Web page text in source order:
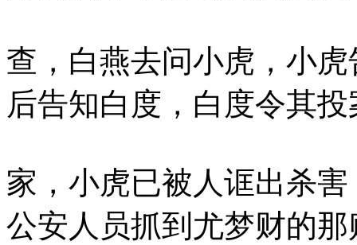
查，白燕去问小虎，小
后告知白度，白度令其
家，小虎已被人诓出杀
公安人员抓到尤梦财的